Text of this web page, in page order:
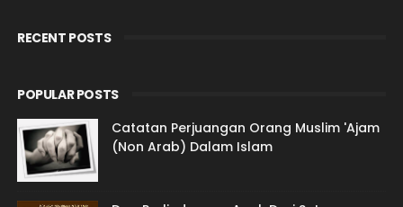
RECENT POSTS
POPULAR POSTS
Catatan Perjuangan Orang Muslim 'Ajam
(Non Arab) Dalam Islam